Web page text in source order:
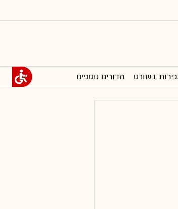
בשורט מדורים נוספים